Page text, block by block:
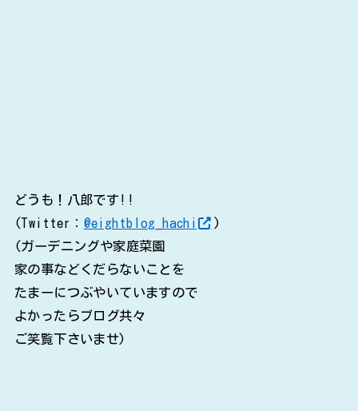
どうも！八郎です!!
(Twitter： @eightblog_hachi
)
(ガーデニングや家庭菜園
家の事などくだらないことを
たまーにつぶやいていますので
よかったらブログ共々
ご笑覧下さいませ)